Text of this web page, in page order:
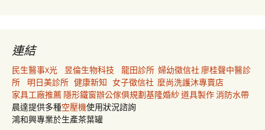
連結
民生醫事X光 昱倫生物科技 龍田診所 婦幼徵信社 廖桂聲中醫診
所
明日美診所 健康新知 女子徵信社 麼尚洗護沐專賣店
家具工廠推薦 隱形鐵窗辦公傢俱規劃基隆婚紗道具製作消防水帶
晨達提供多種空壓機使用狀況諮詢
鴻和興專業於生產茶葉罐